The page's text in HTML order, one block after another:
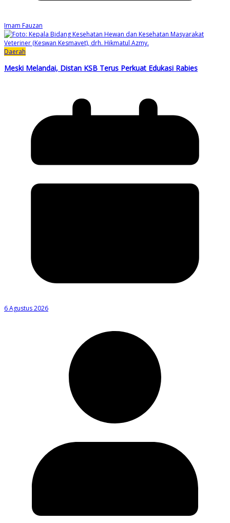
Imam Fauzan
Daerah
Meski Melandai, Distan KSB Terus Perkuat Edukasi Rabies
6 Agustus 2026